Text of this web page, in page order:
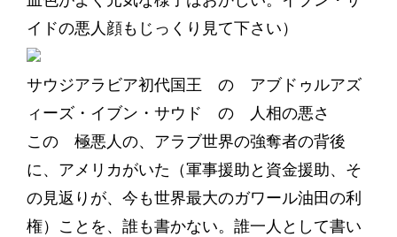
イドの悪人顔もじっくり見て下さい）
サウジアラビア初代国王 の アブドゥルアズ
ィーズ・イブン・サウド の 人相の悪さ
この 極悪人の、アラブ世界の強奪者の背後
に、アメリカがいた（軍事援助と資金援助、そ
の見返りが、今も世界最大のガワール油田の利
権）ことを、誰も書かない。誰一人として書い